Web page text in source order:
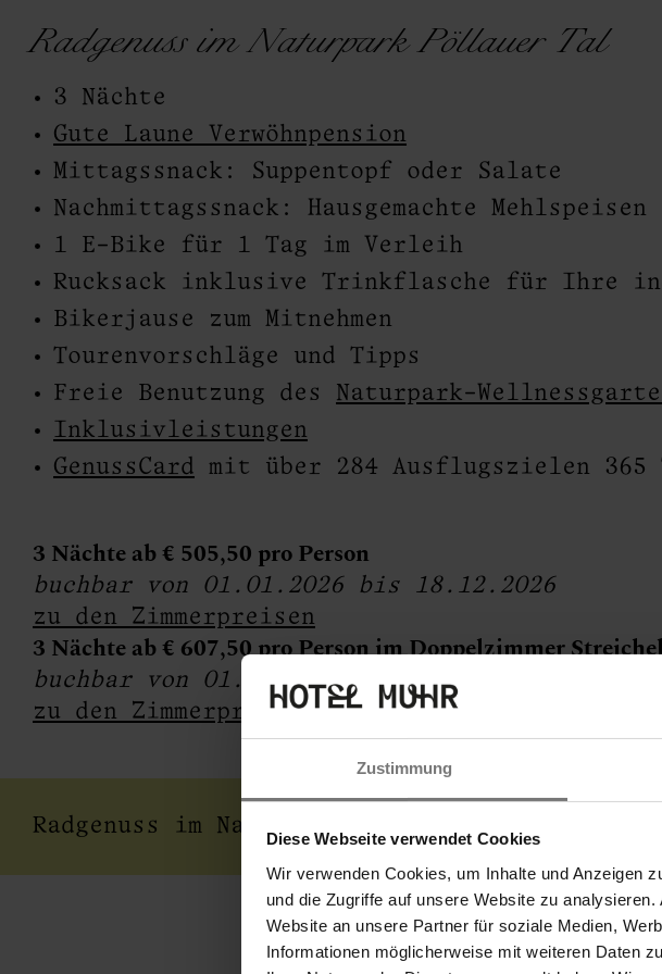
Zustimmung
Diese Webseite verwendet Cookies
Wir verwenden Cookies, um Inhalte und Anzeigen
und die Zugriffe auf unsere Website zu
Website an unsere Partner für soziale Medien,
Informationen möglicherweise mit weiteren Daten
Radgenuss im Naturpark Pöllauer Tal
3 Nächte
Gute Laune Verwöhnpension
Mittagssnack: Suppentopf oder Salate
Nachmittagssnack: Hausgemachte Mehlspeisen
1 E-Bike für 1 Tag im Verleih
Rucksack inklusive Trinkflasche für Ihre
Bikerjause zum Mitnehmen
Tourenvorschläge und Tipps
Freie Benutzung des
Naturpark-
Inklusivleistungen
GenussCard mit über 284 Ausflugszielen 365
3 Nächte ab € 505,50 pro Person
buchbar von 01.01.2026 bis 18.12.2026
zu den Zimmerpreisen
3 Nächte ab € 607,50 pro Person im Doppelzimmer
buchbar von 01.01.2026 bis 18.12.2026
zu den Zimmerpreisen
Radgenuss im Naturpark - 3 NT ab € 505,50 pP